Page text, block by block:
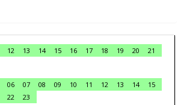
12 13 14 15 16 17 18 19 20
21
06 07 08 09 10 11 12 13 14
15
22
23